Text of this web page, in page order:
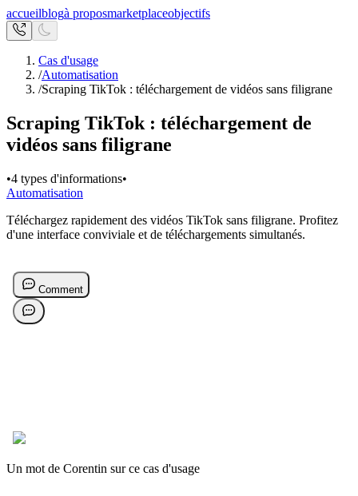
accueilblogà proposmarketplaceobjectifs
Cas d'usage
/Automatisation
/Scraping TikTok : téléchargement de vidéos sans filigrane
Scraping TikTok : téléchargement de
vidéos sans filigrane
•4 types d'informations•
Automatisation
Téléchargez rapidement des vidéos TikTok sans filigrane. Profitez
d'une interface conviviale et de téléchargements simultanés.
Un mot de Corentin sur ce cas d'usage